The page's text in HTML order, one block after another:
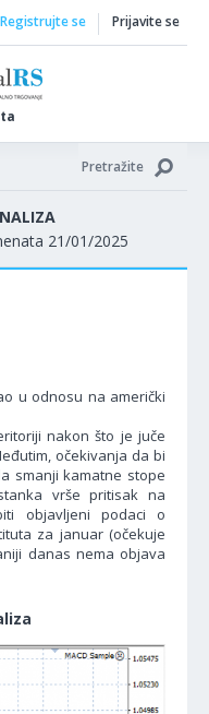
Registrujte se Prijavite se
Pretražite
21/01/2025
u odnosu na američki
nakon što je juče
očekivanja da bi
smanji kamatne stope
vrše pritisak na
objavljeni podaci o
za januar (očekuje
danas nema objava